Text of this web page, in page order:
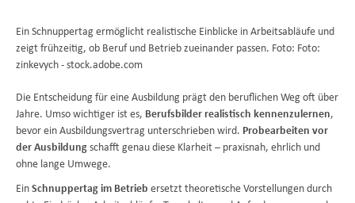
Ein Schnuppertag ermöglicht realistische Einblicke in Arbeitsabläufe und
zeigt frühzeitig, ob Beruf und Betrieb zueinander passen. Foto: Foto:
zinkevych - stock.adobe.com
Die Entscheidung für eine Ausbildung prägt den beruflichen Weg oft über
Jahre. Umso wichtiger ist es, Berufsbilder realistisch kennenzulernen,
bevor ein Ausbildungsvertrag unterschrieben wird. Probearbeiten vor
der Ausbildung schafft genau diese Klarheit – praxisnah, ehrlich und
ohne lange Umwege.
Ein Schnuppertag im Betrieb ersetzt theoretische Vorstellungen durch